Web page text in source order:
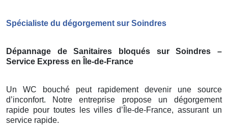
Spécialiste du dégorgement sur Soindres
Dépannage de Sanitaires bloqués sur Soindres –
Service Express en Île-de-France
Un WC bouché peut rapidement devenir une source
d’inconfort. Notre entreprise propose un dégorgement
rapide pour toutes les villes d’Île-de-France, assurant un
service rapide.